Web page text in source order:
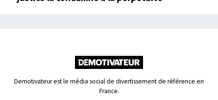
Demotivateur est le média social de divertissement de référence en
France.